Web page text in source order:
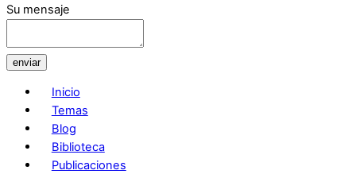
Su mensaje
enviar
Inicio
Temas
Blog
Biblioteca
Publicaciones